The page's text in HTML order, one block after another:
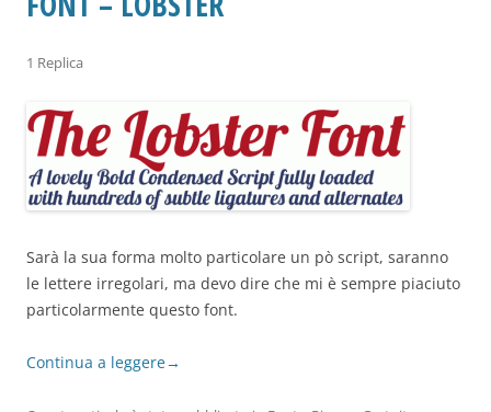
1 Replica
Sarà la sua forma molto particolare un pò script, saranno
le lettere irregolari, ma devo dire che mi è sempre piaciuto
particolarmente questo font.
Continua a leggere→